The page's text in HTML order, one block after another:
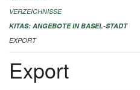
IMPRESSUM
VERZEICHNISSE
KITAS: ANGEBOTE IN BASEL-STADT
EXPORT
Export